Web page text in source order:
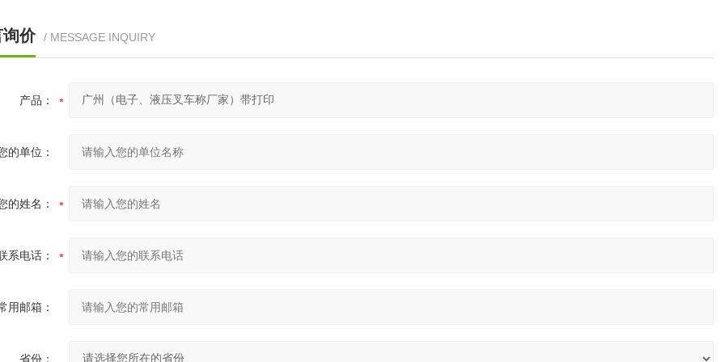
价 / MESSAGE INQUIRY
产品：
的单位：
的姓名：
系电话：
用邮箱：
省份：